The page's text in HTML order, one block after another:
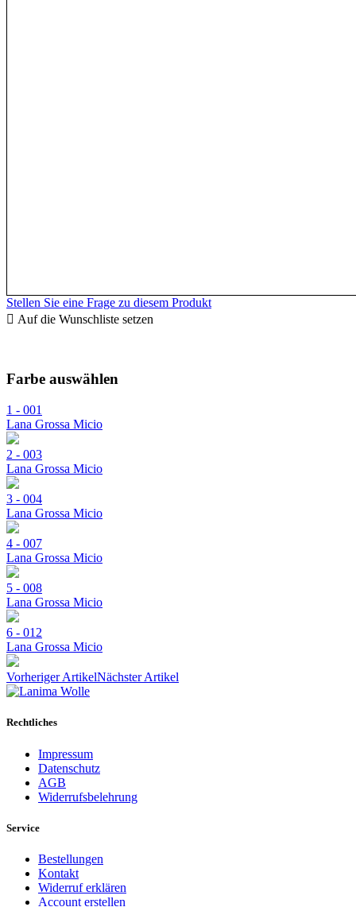
Stellen Sie eine Frage zu diesem Produkt
Auf die Wunschliste setzen
Farbe auswählen
1 - 001
Lana Grossa Micio
2 - 003
Lana Grossa Micio
3 - 004
Lana Grossa Micio
4 - 007
Lana Grossa Micio
5 - 008
Lana Grossa Micio
6 - 012
Lana Grossa Micio
Vorheriger ArtikelNächster Artikel
Rechtliches
Impressum
Datenschutz
AGB
Widerrufsbelehrung
Service
Bestellungen
Kontakt
Widerruf erklären
Account erstellen